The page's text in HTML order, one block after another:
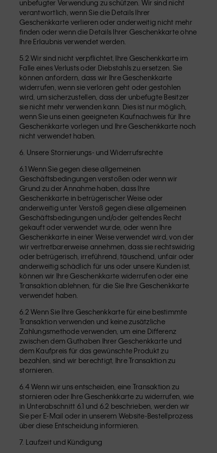
unbefugter Verwendung zu schützen. Wir sind nicht
verantwortlich, wenn Sie die Details Ihrer
Geschenkkarte verlieren oder anderweitig nicht mehr
finden oder wenn die Details Ihrer Geschenkkarte ohne
Ihre Erlaubnis verwendet werden.
5.2 Wir sind nicht verpflichtet, Ihre Geschenkkarte im
Falle eines Verlusts oder Diebstahls zu ersetzen. Sie
können anfordern, dass wir Ihre Geschenkkarte
widerrufen, wenn sie verloren geht oder gestohlen
wird, um sicherzustellen, dass der unbefugte Besitzer
sie nicht mehr verwenden kann. Dies ist nur möglich,
wenn Sie uns einen geeigneten Kaufnachweis für Ihre
Geschenkkarte vorlegen und Ihre Geschenkkarte noch
nicht verwendet haben.
6. Unsere Stornierungs- und Widerrufsrechte
6.1 Wenn Sie gegen diese allgemeinen
Geschäftsbedingungen verstoßen oder wenn wir
Grund zu der Annahme haben, dass Ihre
Geschenkkarte in betrügerischer Weise oder
anderweitig unter Verstoß gegen diese allgemeinen
Geschäftsbedingungen und/oder geltendes Recht
gekauft oder verwendet wurde, oder wenn Ihre
Geschenkkarte in einer Weise verwendet wird, von der
wir vertretbarerweise annehmen, dass sie rechtswidrig
oder betrügerisch, irreführend, täuschend, unfair oder
anderweitig schädlich für uns oder unsere Kunden ist,
können wir Ihre Geschenkkarte widerrufen oder eine
Transaktion ablehnen, für die Sie Ihre Geschenkkarte
verwendet haben.
6.2 Wenn Sie Ihre Geschenkkarte für eine bestimmte
Transaktion verwenden und keine zusätzliche
Zahlungsmethode verwenden, um eine Differenz
zwischen dem Guthaben Ihrer Geschenkkarte und
dem Kaufpreis für das gewünschte Produkt zu
bezahlen, sind wir berechtigt, Ihre Transaktion zu
stornieren.
6.4 Wenn wir uns entscheiden, eine Transaktion zu
stornieren oder Ihre Geschenkkarte zu widerrufen, wie
in Unterabschnitt 6.1 und 6.2 beschrieben, werden wir
Sie per E-Mail oder in unserem Website-Bestellprozess
über diese Entscheidung informieren.
7. Laufzeit und Kündigung